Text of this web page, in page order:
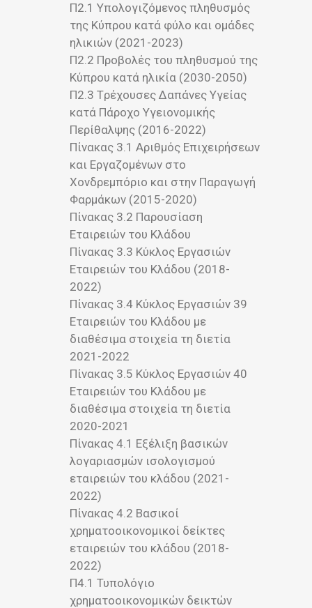
Π2.1 Υπολογιζόμενος πληθυσμός
της Κύπρου κατά φύλο και ομάδες
ηλικιών (2021-2023)
Π2.2 Προβολές του πληθυσμού της
Κύπρου κατά ηλικία (2030-2050)
Π2.3 Tρέχουσες Δαπάνες Υγείας
κατά Πάροχο Υγειονομικής
Περίθαλψης (2016-2022)
Πίνακας 3.1 Αριθμός Επιχειρήσεων
και Εργαζομένων στο
Χονδρεμπόριο και στην Παραγωγή
Φαρμάκων (2015-2020)
Πίνακας 3.2 Παρουσίαση
Εταιρειών του Κλάδου
Πίνακας 3.3 Κύκλος Εργασιών
Εταιρειών του Κλάδου (2018-
2022)
Πίνακας 3.4 Κύκλος Εργασιών 39
Εταιρειών του Κλάδου με
διαθέσιμα στοιχεία τη διετία
2021-2022
Πίνακας 3.5 Κύκλος Εργασιών 40
Εταιρειών του Κλάδου με
διαθέσιμα στοιχεία τη διετία
2020-2021
Πίνακας 4.1 Εξέλιξη βασικών
λογαριασμών ισολογισμού
εταιρειών του κλάδου (2021-
2022)
Πίνακας 4.2 Βασικοί
χρηματοοικονομικοί δείκτες
εταιρειών του κλάδου (2018-
2022)
Π4.1 Τυπολόγιο
χρηματοοικονομικών δεικτών